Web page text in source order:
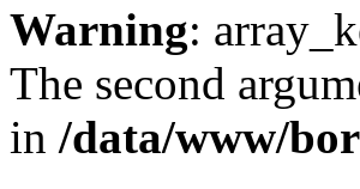
Warning:
The second
in /data/www/